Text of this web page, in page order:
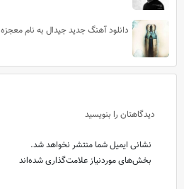
دانلود آهنگ جدید جیدال به نام معجزه
دیدگاهتان را بنویسید
نشانی ایمیل شما منتشر نخواهد شد.
بخش‌های موردنیاز علامت‌گذاری شده‌اند